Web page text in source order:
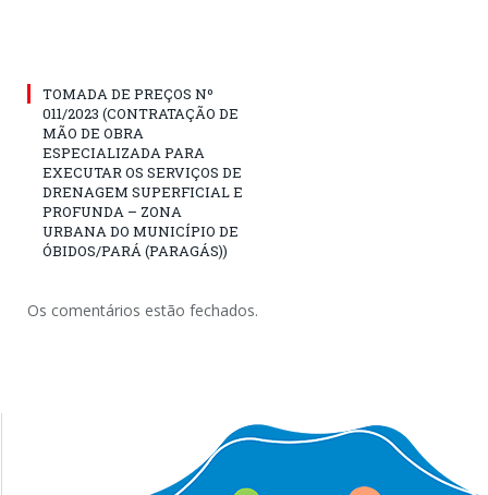
TOMADA DE PREÇOS Nº
011/2023 (CONTRATAÇÃO DE
MÃO DE OBRA
ESPECIALIZADA PARA
EXECUTAR OS SERVIÇOS DE
DRENAGEM SUPERFICIAL E
PROFUNDA – ZONA
URBANA DO MUNICÍPIO DE
ÓBIDOS/PARÁ (PARAGÁS))
Os comentários estão fechados.